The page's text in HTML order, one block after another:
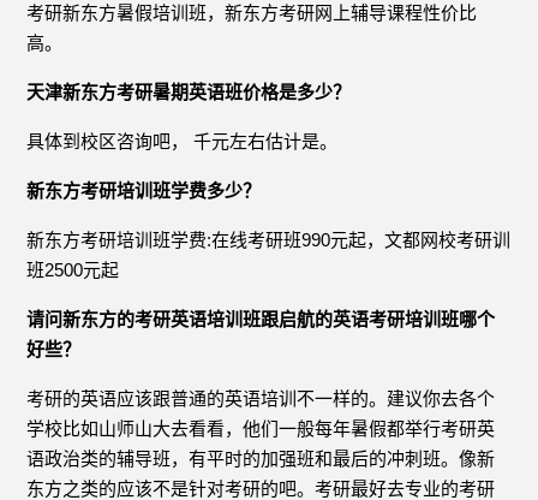
考研新东方暑假培训班，新东方考研网上辅导课程性价比
高。
天津新东方考研暑期英语班价格是多少？
具体到校区咨询吧， 千元左右估计是。
新东方考研培训班学费多少？
新东方考研培训班学费:在线考研班990元起，文都网校考研训
班2500元起
请问新东方的考研英语培训班跟启航的英语考研培训班哪个
好些？
考研的英语应该跟普通的英语培训不一样的。建议你去各个
学校比如山师山大去看看，他们一般每年暑假都举行考研英
语政治类的辅导班，有平时的加强班和最后的冲刺班。像新
东方之类的应该不是针对考研的吧。考研最好去专业的考研